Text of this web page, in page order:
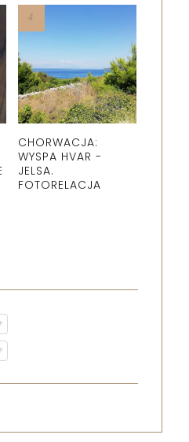
CHORWACJA:
WYSPA HVAR -
JELSA.
FOTORELACJA